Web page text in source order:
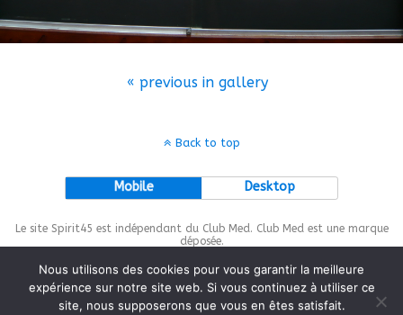
« previous in gallery
Back to top
Mobile Desktop
Le site Spirit45 est indépendant du Club Med. Club Med est une marque
déposée.
Nous utilisons des cookies pour vous garantir la meilleure
expérience sur notre site web. Si vous continuez à utiliser ce
site, nous supposerons que vous en êtes satisfait.